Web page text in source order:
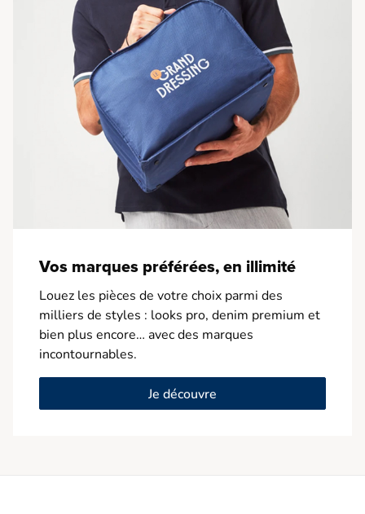
Vos marques préférées, en illimité
Louez les pièces de votre choix parmi des
milliers de styles : looks pro, denim premium et
bien plus encore… avec des marques
incontournables.
Je découvre